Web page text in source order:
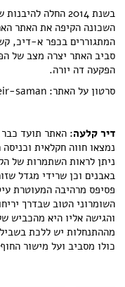
בשנת 2014 החלה
השכונה הקיפה את האתר
המתגוררים בכפר א-דיכ,
סביב האתר יצרה מצב של
הפקעה דה יורה.
סרטון על האתר: https://emekshaveh.org/he/deir-saman/
דיר קלעה:
נמצאו חווה חקלאית
ניתן לראות השתמרות של
באבנים וכן שרידי מגדל
פסיפס מרהיבה המעוטרת
השומרוני הטוב שבדרך
והגישה אליו היא מהכביש
מההתנחלות יש ללכת
כולו מסביב ועל מישור